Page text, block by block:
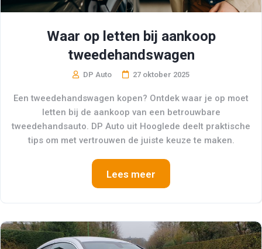
Waar op letten bij aankoop
tweedehandswagen
DP Auto 27 oktober 2025
Een tweedehandswagen kopen? Ontdek waar je op moet
letten bij de aankoop van een betrouwbare
tweedehandsauto. DP Auto uit Hooglede deelt praktische
tips om met vertrouwen de juiste keuze te maken.
Lees meer